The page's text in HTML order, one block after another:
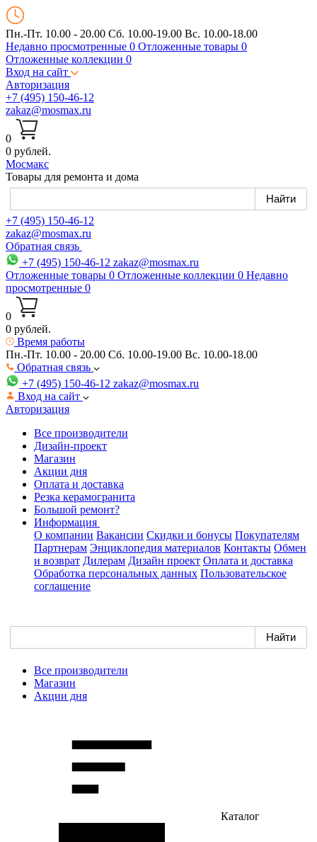
Пн.-Пт. 10.00 - 20.00 Сб. 10.00-19.00 Вс. 10.00-18.00
Недавно просмотренные 0 Отложенные товары 0
Отложенные коллекции 0
Вход на сайт
Авторизация
+7 (495) 150-46-12
zakaz@mosmax.ru
0
0 рублей.
Мосмакс
Товары для ремонта и дома
+7 (495) 150-46-12
zakaz@mosmax.ru
Обратная связь
+7 (495) 150-46-12 zakaz@mosmax.ru
Отложенные товары 0 Отложенные коллекции 0 Недавно
просмотренные 0
0
0 рублей.
Время работы
Пн.-Пт. 10.00 - 20.00 Сб. 10.00-19.00 Вс. 10.00-18.00
Обратная связь
+7 (495) 150-46-12 zakaz@mosmax.ru
Вход на сайт
Авторизация
Все производители
Дизайн-проект
Магазин
Акции дня
Оплата и доставка
Резка керамогранита
Большой ремонт?
Информация
О компании Вакансии Скидки и бонусы Покупателям
Партнерам Энциклопедия материалов Контакты Обмен
и возврат Дилерам Дизайн проект Оплата и доставка
Обработка персональных данных Пользовательское
соглашение
Все производители
Магазин
Акции дня
Каталог